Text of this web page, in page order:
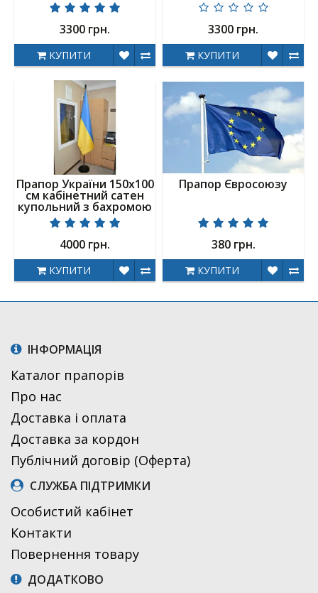
3300 грн.
КУПИТИ
3300 грн.
КУПИТИ
Прапор України 150х100
см кабінетний сатен
купольний з бахромою
4000 грн.
КУПИТИ
Прапор Євросоюзу
380 грн.
КУПИТИ
ІНФОРМАЦІЯ
Каталог прапорів
Про нас
Доставка і оплата
Доставка за кордон
Публічний договір (Оферта)
СЛУЖБА ПІДТРИМКИ
Особистий кабінет
Контакти
Повернення товару
ДОДАТКОВО